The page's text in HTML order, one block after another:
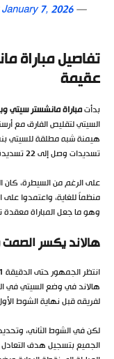
— Newspoots (@newspootsfoot)
January 7, 2026
تفاصيل مباراة
عقيمة
بدأتمباراة مانشستر سيتي
تسديدات وصل إلى 22 تسديدة، لكن الفعالية غابت أمام مرمى الحارس فيربروخن.
على الرغم من السيطرة، كان
منظماً للغاية، واعتمدوا
وهو ما جعل المباراة معقدة
هالاند يكسر الصمت
هالاند في وضع السيتي في
لفريقه قبل نهاية الشوط
الجميع بتسجيل هدف التعادل